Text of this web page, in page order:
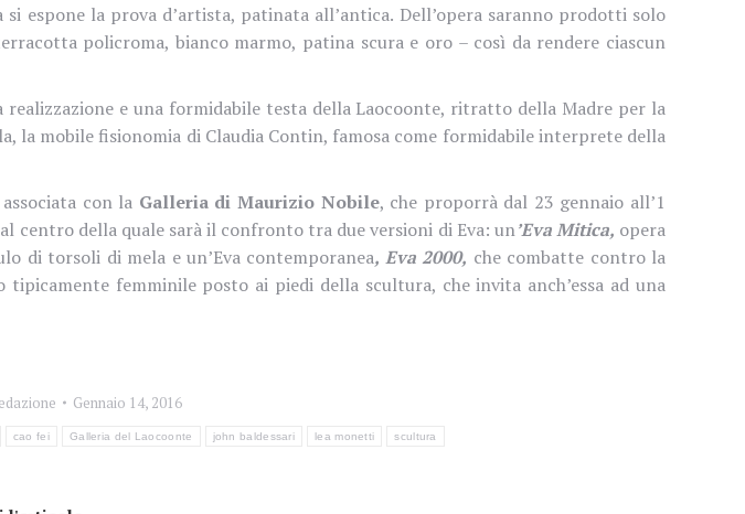
espone la prova d’artista, patinata all’antica. Dell’opera saranno prodotti solo
policroma, bianco marmo, patina scura e oro – così da rendere ciascun
e una formidabile testa della Laocoonte, ritratto della Madre per la
la mobile fisionomia di Claudia Contin, famosa come formidabile interprete della
associata con la Galleria di Maurizio Nobile, che proporrà dal 23 gennaio all’1
centro della quale sarà il confronto tra due versioni di Eva: un’Eva Mitica, opera
di torsoli di mela e un’Eva contemporanea, Eva 2000, che combatte contro la
femminile posto ai piedi della scultura, che invita anch’essa ad una
Gennaio 14, 2016
cao fei Galleria del Laocoonte john baldessari lea monetti scultura